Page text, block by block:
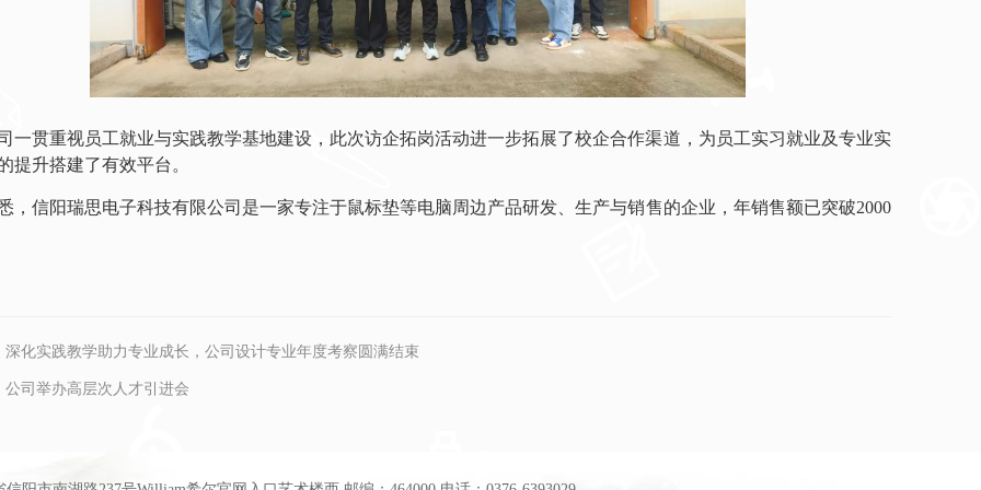
一贯重视员工就业与实践教学基地建设，此次访企拓岗活动进一步拓展了校企合作渠道，为员工实习就业及专业实
提升搭建了有效平台。
，信阳瑞思电子科技有限公司是一家专注于鼠标垫等电脑周边产品研发、生产与销售的企业，年销售额已突破2000
深化实践教学助力专业成长，公司设计专业年度考察圆满结束
公司举办高层次人才引进会